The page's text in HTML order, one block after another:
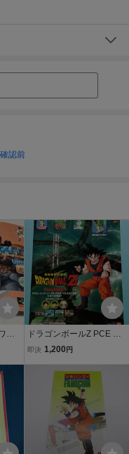
認前
ー
チ
ドラゴンボールZ PCE 当
時物 雑誌広告 Dragon Bal
トロゲーム 雑誌切り抜き
チラシ/ポスター風デザイ
即決 1,200 円